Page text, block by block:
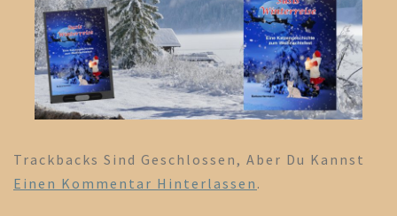
Trackbacks Sind Geschlossen, Aber Du Kannst
Einen Kommentar Hinterlassen .